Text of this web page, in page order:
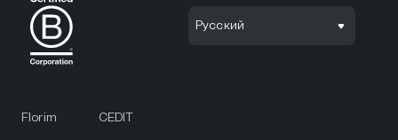
Русский
Florim CEDIT